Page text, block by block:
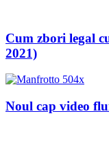
Cum zbori legal
2021)
Noul cap video